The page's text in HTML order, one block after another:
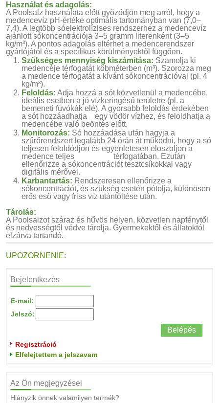
Használat és adagolás:
A Poolsalz használata előtt győződjön meg arról, hogy a
medencevíz pH-értéke optimális tartományban van (7,0–
7,4). A legtöbb sóelektrolízises rendszerhez a medencevíz
ajánlott sókoncentrációja 3–5 gramm literenként (3–5
kg/m³). A pontos adagolás eltérhet a medencerendszer
gyártójától és a specifikus körülményektől függően.
Szükséges mennyiség kiszámítása: Számolja ki
medencéje térfogatát köbméterben (m³). Szorozza meg
a medence térfogatát a kívánt sókoncentrációval (pl. 4
kg/m³).
Feloldás: Adja hozzá a sót közvetlenül a medencébe,
ideális esetben a jó vízkeringésű területre (pl. a
bemeneti fúvókák elé). A gyorsabb feloldás érdekében
a sót hozzáadhatja egy vödör vízhez, és feloldhatja a
medencébe való beöntés előtt.
Monitorozás: Só hozzáadása után hagyja a
szűrőrendszert legalább 24 órán át működni, hogy a só
teljesen feloldódjon és egyenletesen eloszoljon a
medence teljes térfogatában. Ezután
ellenőrizze a sókoncentrációt tesztcsíkokkal vagy
digitális mérővel.
Karbantartás: Rendszeresen ellenőrizze a
sókoncentrációt, és szükség esetén pótolja, különösen
erős eső vagy friss víz utántöltése után.
Tárolás:
A Poolsalzot száraz és hűvös helyen, közvetlen napfénytől
és nedvességtől védve tárolja. Gyermekektől és állatoktól
elzárva tartandó.
UPOZORNENIE:
Bejelentkezés
E-mail:
Jelszó:
Regisztráció
Elfelejtettem a jelszavam
Az Ön megjegyzései
Hiányzik önnek valamilyen termék?